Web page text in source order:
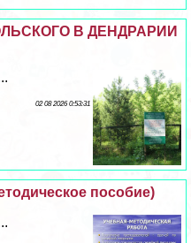
В ДЕНДРАРИИ
02 08 2026 0:53:31
пособие)